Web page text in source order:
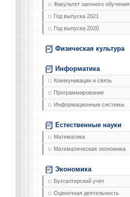
Факультет заочного обучения
Год выпуска 2021
Год выпуска 2020
Физическая культура
Информатика
Коммуникации и связь
Программирование
Информационные системы
Естественные науки
Математика
Математическая экономика
Экономика
Бухгалтерский учет
Оценочная деятельность